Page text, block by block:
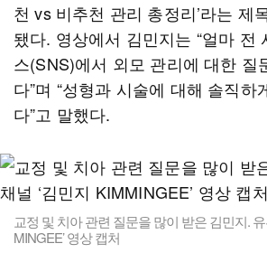
천 vs 비추천 관리 총정리’라는 제
됐다. 영상에서 김민지는 “얼마 전
스(SNS)에서 외모 관리에 대한 질
다”며 “성형과 시술에 대해 솔직하
다”고 말했다.
교정 및 치아 관련 질문을 많이 받은 김민지.
MINGEE’ 영상 캡처